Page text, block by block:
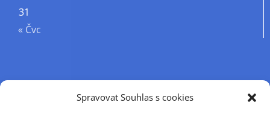
Spravovat Souhlas s cookies
31
« Čvc
Příjmení